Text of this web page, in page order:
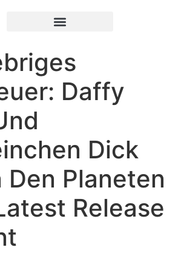
Daffy
Dick
Den Planeten
Release